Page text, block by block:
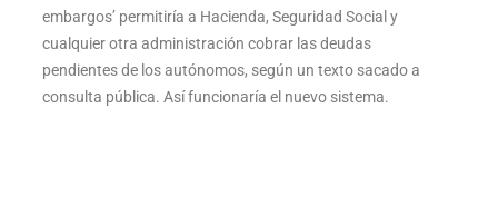
embargos’ permitiría a Hacienda, Seguridad Social y
cualquier otra administración cobrar las deudas
pendientes de los autónomos, según un texto sacado a
consulta pública. Así funcionaría el nuevo sistema.